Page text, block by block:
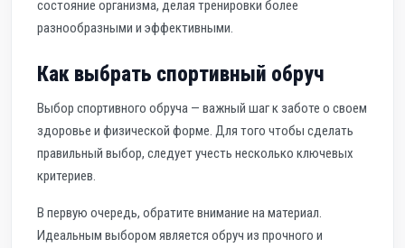
состояние организма, делая тренировки более
разнообразными и эффективными.
Как выбрать спортивный обруч
Выбор спортивного обруча — важный шаг к заботе о своем
здоровье и физической форме. Для того чтобы сделать
правильный выбор, следует учесть несколько ключевых
критериев.
В первую очередь, обратите внимание на материал.
Идеальным выбором является обруч из прочного и